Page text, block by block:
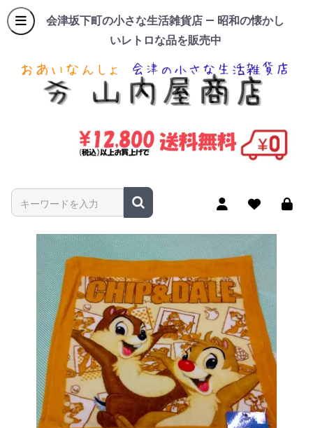
会津坂下町の小さな生活雑貨店 — 昭和の懐かし
いレトロな品を販売中
商品名やキーワードを入力